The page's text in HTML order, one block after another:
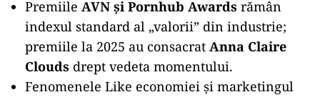
Premiile AVN și Pornhub Awards rămân
indexul standard al „valorii” din industrie;
premiile la 2025 au consacrat Anna Claire
Clouds drept vedeta momentului.
Fenomenele Like economiei și marketingul